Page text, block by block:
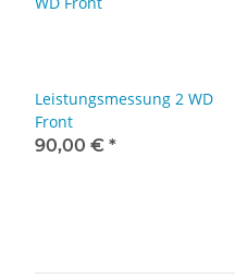
Leistungsmessung 2 WD
Front
90,00 € *